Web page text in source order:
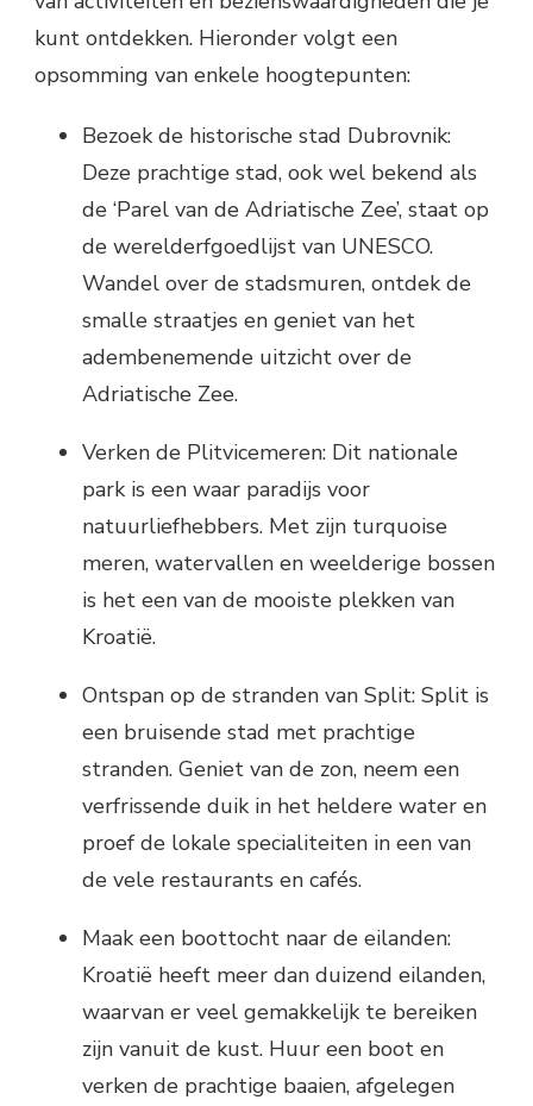
kunt ontdekken. Hieronder volgt een
opsomming van enkele hoogtepunten:
Bezoek de historische stad Dubrovnik:
Deze prachtige stad, ook wel bekend als
de ‘Parel van de Adriatische Zee’, staat op
de werelderfgoedlijst van UNESCO.
Wandel over de stadsmuren, ontdek de
smalle straatjes en geniet van het
adembenemende uitzicht over de
Adriatische Zee.
Verken de Plitvicemeren: Dit nationale
park is een waar paradijs voor
natuurliefhebbers. Met zijn turquoise
meren, watervallen en weelderige bossen
is het een van de mooiste plekken van
Kroatië.
Ontspan op de stranden van Split: Split is
een bruisende stad met prachtige
stranden. Geniet van de zon, neem een
verfrissende duik in het heldere water en
proef de lokale specialiteiten in een van
de vele restaurants en cafés.
Maak een boottocht naar de eilanden:
Kroatië heeft meer dan duizend eilanden,
waarvan er veel gemakkelijk te bereiken
zijn vanuit de kust. Huur een boot en
verken de prachtige baaien, afgelegen